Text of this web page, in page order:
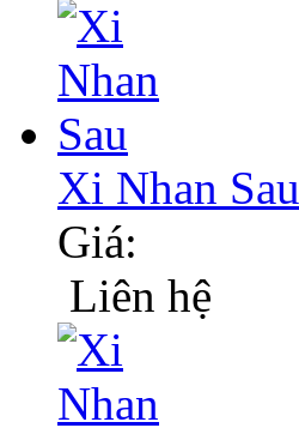
Xi Nhan Sau
Giá:
Liên hệ